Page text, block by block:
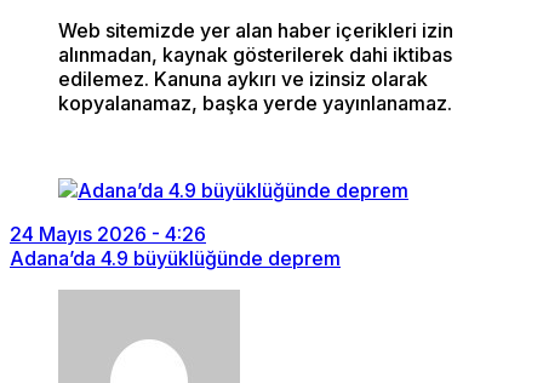
Web sitemizde yer alan haber içerikleri izin
alınmadan, kaynak gösterilerek dahi iktibas
edilemez. Kanuna aykırı ve izinsiz olarak
kopyalanamaz, başka yerde yayınlanamaz.
24 Mayıs 2026 - 4:26
Adana’da 4.9 büyüklüğünde deprem